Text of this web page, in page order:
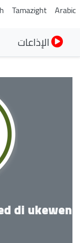
Arabic
Tamazight
الإذاعات
di ukewen